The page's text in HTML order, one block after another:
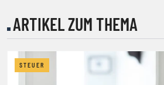
ARTIKEL ZUM THEMA
STEUER